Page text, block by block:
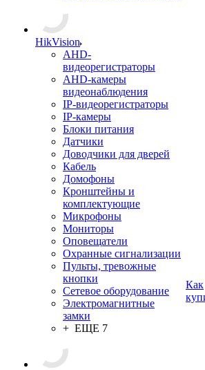
HikVision
AHD-
видеорегистраторы
AHD-камеры
видеонаблюдения
IP-видеорегистраторы
IP-камеры
Блоки питания
Датчики
Доводчики для дверей
Кабель
Домофоны
Кронштейны и
комплектующие
Микрофоны
Мониторы
Оповещатели
Охранные сигнализации
Пульты, тревожные
кнопки
Сетевое оборудование
Электромагнитные
замки
+ ЕЩЕ 7
Как